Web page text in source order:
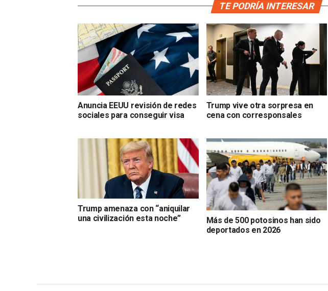
TE PODRÍA INTERESAR
Anuncia EEUU revisión de redes
sociales para conseguir visa
Trump vive otra sorpresa en
cena con corresponsales
Trump amenaza con “aniquilar
una civilización esta noche”
Más de 500 potosinos han sido
deportados en 2026